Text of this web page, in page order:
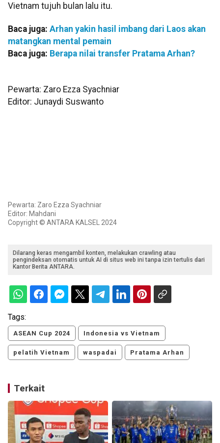
Vietnam tujuh bulan lalu itu.
Baca juga: Arhan yakin hasil imbang dari Laos akan
matangkan mental pemain
Baca juga: Berapa nilai transfer Pratama Arhan?
Pewarta: Zaro Ezza Syachniar
Editor: Junaydi Suswanto
Pewarta: Zaro Ezza Syachniar
Editor: Mahdani
Copyright © ANTARA KALSEL 2024
Dilarang keras mengambil konten, melakukan crawling atau
pengindeksan otomatis untuk AI di situs web ini tanpa izin tertulis dari
Kantor Berita ANTARA.
Tags:
ASEAN Cup 2024 Indonesia vs Vietnam
pelatih Vietnam waspadai Pratama Arhan
Terkait